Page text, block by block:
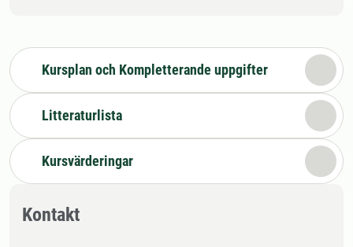
Kursplan och Kompletterande uppgifter
Litteraturlista
Kursvärderingar
Kontakt